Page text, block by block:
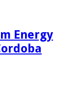
Energy